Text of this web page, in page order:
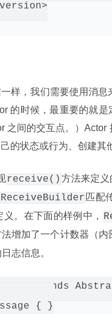
样，我们需要使用消
的时候，最重要的就
之间的交互点。）
的状态或行为、创建其
receive() 方法来定
ReceiveBuilder 匹配
。在下面的样例中，
法增加了一个计数器（内
志信息。
extends
{ }